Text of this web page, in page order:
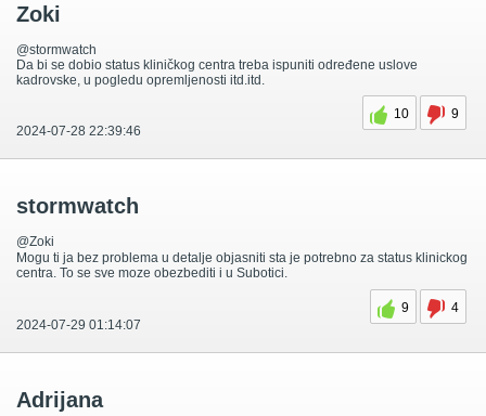
Zoki
@stormwatch
Da bi se dobio status kliničkog centra treba ispuniti određene uslove
kadrovske, u pogledu opremljenosti itd.itd.
10
9
2024-07-28 22:39:46
stormwatch
@Zoki
Mogu ti ja bez problema u detalje objasniti sta je potrebno za status klinickog
centra. To se sve moze obezbediti i u Subotici.
9
4
2024-07-29 01:14:07
Adrijana